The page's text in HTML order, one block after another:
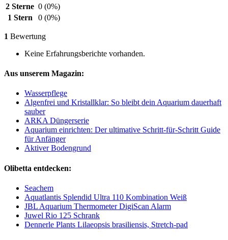
2 Sterne 0 (0%)
1 Stern
0 (0%)
1 Bewertung
Keine Erfahrungsberichte vorhanden.
Aus unserem Magazin:
Wasserpflege
Algenfrei und Kristallklar: So bleibt dein Aquarium dauerhaft
sauber
ARKA Düngerserie
Aquarium einrichten: Der ultimative Schritt-für-Schritt Guide
für Anfänger
Aktiver Bodengrund
Olibetta entdecken:
Seachem
Aquatlantis Splendid Ultra 110 Kombination Weiß
JBL Aquarium Thermometer DigiScan Alarm
Juwel Rio 125 Schrank
Dennerle Plants Lilaeopsis brasiliensis, Stretch-pad